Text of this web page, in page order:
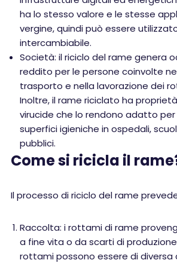
ha lo stesso valore e le stesse
vergine, quindi può essere
intercambiabile.
Società: il riciclo del rame genera
reddito per le persone coinvolte
trasporto e nella lavorazione dei
Inoltre, il rame riciclato ha
virucide che lo rendono adatto per
superfici igieniche in ospedali,
pubblici.
Come si ricicla il
Il processo di riciclo del rame
Raccolta: i rottami di rame
a fine vita o da scarti di
rottami possono essere di diversa